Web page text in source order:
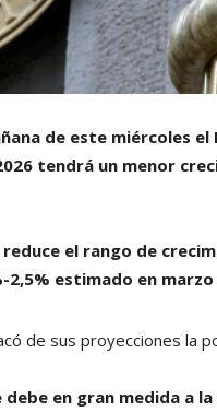
de este miércoles
tendrá un menor
el rango de
2,5% estimado en
de sus proyecciones la
debe en gran medida a